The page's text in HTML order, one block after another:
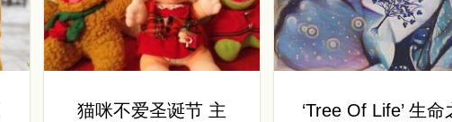
猫咪不爱圣诞节 主
‘Tree Of Life’ 生命